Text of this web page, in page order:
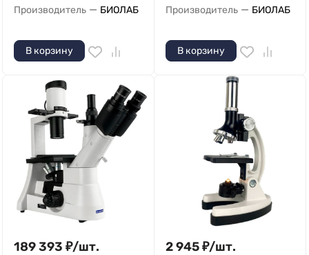
Производитель — БИОЛАБ
В корзину
Производитель — БИОЛАБ
В корзину
189 393 ₽/шт. 2 945₽/шт.